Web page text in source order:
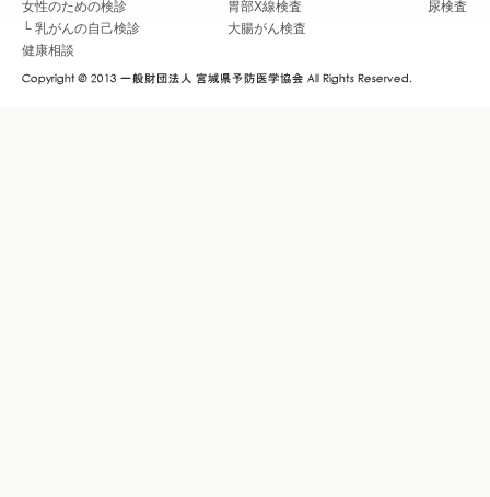
女性のための検診
└ 乳がんの自己検診
健康相談
胃部X線検査
尿検査
大腸がん検査